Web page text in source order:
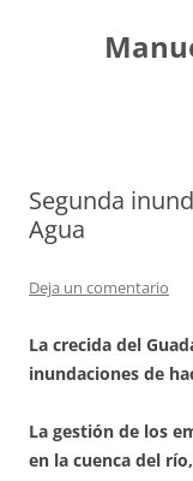
contenido
Segunda
Agua
Deja un comentario
La crecida del
inundaciones de
La gestión de los
en la cuenca del